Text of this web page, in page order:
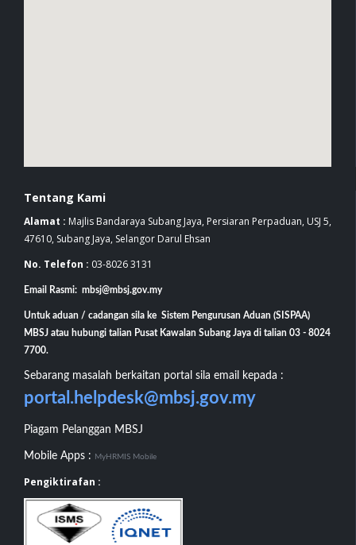
Tentang Kami
Alamat : Majlis Bandaraya Subang Jaya, Persiaran Perpaduan, USJ 5,
47610, Subang Jaya, Selangor Darul Ehsan
No. Telefon : 03-8026 3131
Email Rasmi: mbsj@mbsj.gov.my
Untuk aduan / cadangan sila ke Sistem Pengurusan Aduan (SISPAA)
MBSJ atau hubungi talian Pusat Kawalan Subang Jaya di talian 03 - 8024
7700.
Sebarang masalah berkaitan portal sila email kepada :
portal.helpdesk@mbsj.gov.my
Piagam Pelanggan MBSJ
Mobile Apps : MyHRMIS Mobile
Pengiktirafan :